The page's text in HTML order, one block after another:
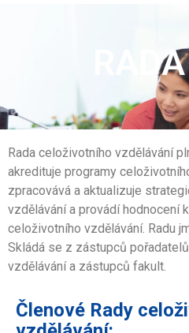
Rada celoživotního vzdělávání
akredituje programy
zpracovává a aktualizuje
vzdělávání a provádí hodnocení
celoživotního vzdělávání. Radu
Skládá se z zástupců
vzdělávání a zástupců fakult.
Členové Rady